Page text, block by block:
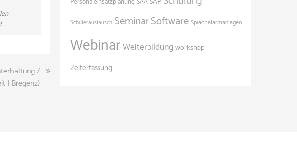
/
| Bregenz)
SAA
Schüleraustausch SeminarSoftware Sprachalarmanlagen
WebinarWeiterbildung workshop
Zeiterfassung